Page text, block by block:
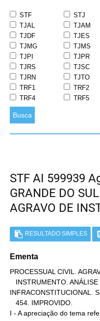
STF STJ
TJAL
TJAM
TJDF
TJES
TJMG
TJMS
TJPI
TJPR
TJRS
TJSC
TJRN
TJTO
TRF1
TRF2
TRF4
TRF5
Busca
STF AI 599939
GRANDE DO
AGRAVO DE
RESULTADO SIMPLES
Ementa
PROCESSUAL CIVIL.
INFRACONSTITUCIONAL.
I - A apreciação do tema